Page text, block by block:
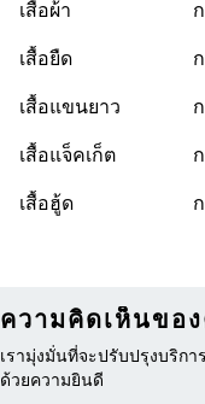
เสื้อผ้า
เสื้อยืด
เสื้อแขนยาว
เสื้อแจ็คเก็ต
เสื้อฮู้ด
ความคิดเห็นขอ
เรามุ่งมั่นที่จะปรับปรุงบริก
ด้วยความยินดี